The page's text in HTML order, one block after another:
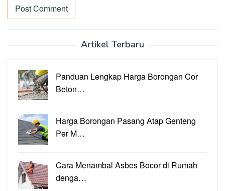
Artikel Terbaru
Panduan Lengkap Harga Borongan Cor
Beton…
Harga Borongan Pasang Atap Genteng
Per M…
Cara Menambal Asbes Bocor di Rumah
denga…